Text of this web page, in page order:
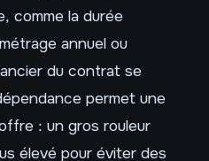
comme la durée
annuel ou
du contrat se
permet une
: un gros rouleur
élevé pour éviter des